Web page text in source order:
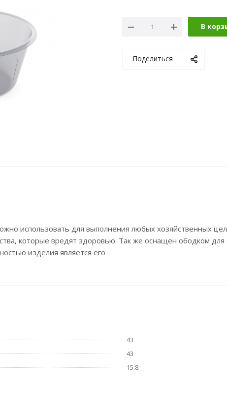
В
Поделиться
использовать для выполнения любых хозяйственных
которые вредят здоровью. Так же оснащен ободком
изделия является его
43
43
15.8